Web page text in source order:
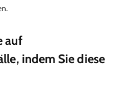
auf
indem Sie diese